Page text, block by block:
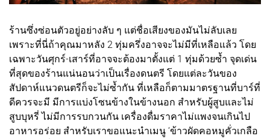
ร้านซึ่งซ่อนตัวอยู่อย่างลับ ๆ แต่ชื่อเสียงของมันไม่ลับเลย
เพราะที่นี่ถ้าคุณมาหลัง 2 ทุ่มครึ่งอาจจะไม่มีที่เหลือแล้ว โดย
เฉพาะวันศุกร์-เสาร์ที่อาจจะต้องมาตั้งแต่ 1 ทุ่มด้วยซ้ำ จุดเด่น
ที่สุดของร้านแน่นอนว่าเป็นเรื่องดนตรี โดยแต่ละวันของ
สัปดาห์แนวดนตรีก็จะไม่ซ้ำกัน ที่เหลือก็ตามมาตรฐานที่บาร์ที่
ดีควรจะมี มีการแบ่งโซนข้างในข้างนอก สำหรับผู้สูบและไม่
สูบบุหรี่ ไม่มีการรบกวนกัน เครื่องดื่มราคาไม่แพงจนเกินไป
อาหารอร่อย สำหรับเราขอแนะนำเมนู ‘ข้าวผัดคอหมูคั่วเกลือ